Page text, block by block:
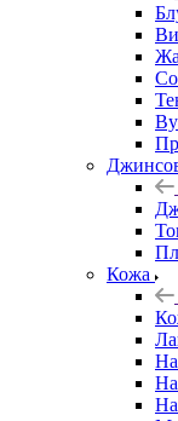
Кожа
На